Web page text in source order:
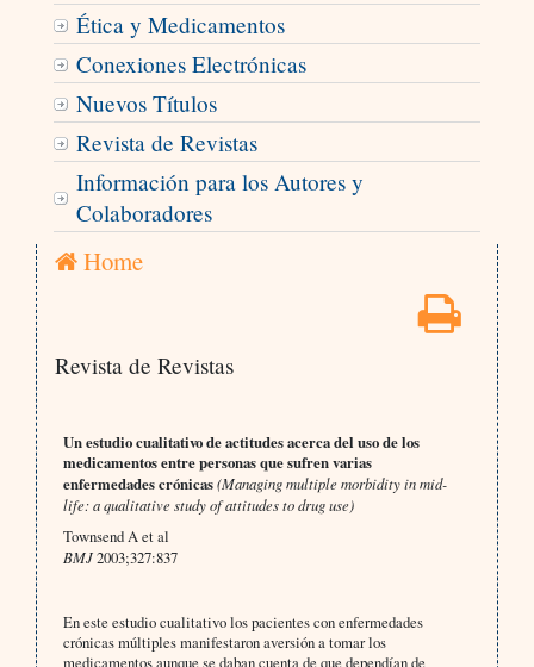
Ética y Medicamentos
Conexiones Electrónicas
Nuevos Títulos
Revista de Revistas
Información para los Autores y
Colaboradores
Home
Revista de Revistas
Un estudio cualitativo de actitudes acerca del uso de los
medicamentos entre personas que sufren varias
enfermedades crónicas(Managing multiple morbidity in mid-
life: a qualitative study of attitudes to drug use)
Townsend A et al
BMJ2003;327:837
En este estudio cualitativo los pacientes con enfermedades
crónicas múltiples manifestaron aversión a tomar los
medicamentos aunque se daban cuenta de que dependían de